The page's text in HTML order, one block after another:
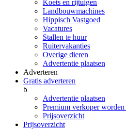
Koets en rijtuigen
Landbouwmachines
Hippisch Vastgoed
Vacatures
Stallen te huur
Ruitervakanties
Overige dieren
Advertentie plaatsen
Adverteren
Gratis adverteren
b
Advertentie plaatsen
Premium verkoper worden
Prijsoverzicht
Prijsoverzicht